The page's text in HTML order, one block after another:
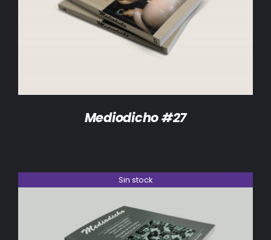
DETALLES
Mediodicho #27
Sin stock